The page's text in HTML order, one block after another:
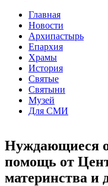
Главная
Новости
Архипастырь
Епархия
Храмы
История
Святые
Святыни
Музей
Для СМИ
Нуждающиеся
помощь от
материнства и